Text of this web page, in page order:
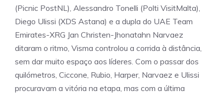
(Picnic PostNL), Alessandro Tonelli (Polti VisitMalta),
Diego Ulissi (XDS Astana) e a dupla do UAE Team
Emirates-XRG Jan Christen-Jhonatahn Narvaez
ditaram o ritmo, Visma controlou a corrida à distância,
sem dar muito espaço aos líderes. Com o passar dos
quilómetros, Ciccone, Rubio, Harper, Narvaez e Ulissi
procuravam a vitória na etapa, mas com a última